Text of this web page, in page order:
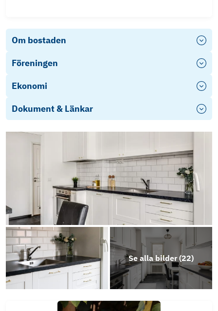
Om bostaden
Föreningen
Ekonomi
Dokument & Länkar
Stadgar Vargen nr 10 2023
Energideklaration- Brynjegatan 6A
Årsredovisning-HSB Bostadsrättsförening
Objektsbeskrivning Se alla bilder (22)